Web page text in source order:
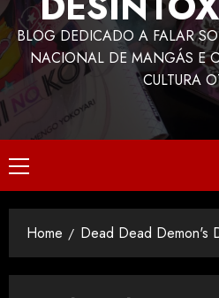
BLOG DEDICADO A FALAR
NACIONAL DE MANGÁS E
CULTURA
Home Dead Dead Demon's